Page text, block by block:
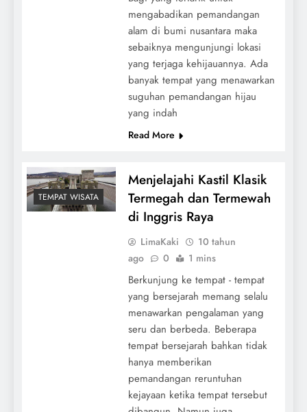
mengabadikan pemandangan
alam di bumi nusantara maka
sebaiknya mengunjungi lokasi
yang terjaga kehijauannya. Ada
banyak tempat yang menawarkan
suguhan pemandangan hijau
yang indah
Read More
TEMPAT WISATA
Menjelajahi Kastil Klasik
Termegah dan Termewah
di Inggris Raya
LimaKaki
10 tahun
ago
0 1 mins
Berkunjung ke tempat - tempat
yang bersejarah memang selalu
menawarkan pengalaman yang
seru dan berbeda. Beberapa
tempat bersejarah bahkan tidak
hanya memberikan
pemandangan reruntuhan
kejayaan ketika tempat tersebut